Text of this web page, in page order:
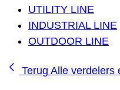
UTILITY LINE
INDUSTRIAL LINE
OUTDOOR LINE
Terug Alle verdelers